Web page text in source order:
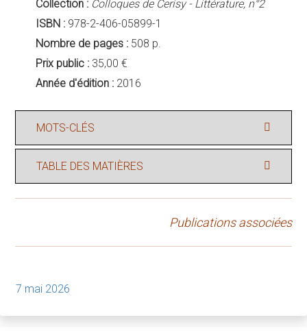
Collection : Colloques de Cerisy - Littérature, n°2
ISBN : 978-2-406-05899-1
Nombre de pages : 508 p.
Prix public : 35,00 €
Année d'édition : 2016
MOTS-CLÉS
TABLE DES MATIÈRES
Publications associées
7 mai 2026